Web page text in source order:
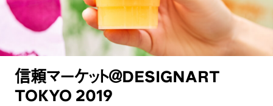
信頼マーケット＠DESIGNART
TOKYO 2019